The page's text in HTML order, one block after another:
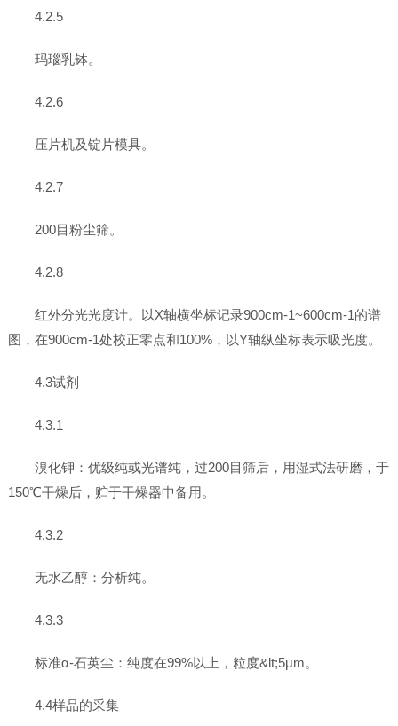
4.2.5
玛瑙乳钵。
4.2.6
压片机及锭片模具。
4.2.7
200目粉尘筛。
4.2.8
红外分光光度计。以X轴横坐标记录900cm-1~600cm-1的谱
图，在900cm-1处校正零点和100%，以Y轴纵坐标表示吸光度。
4.3试剂
4.3.1
溴化钾：优级纯或光谱纯，过200目筛后，用湿式法研磨，于
150℃干燥后，贮于干燥器中备用。
4.3.2
无水乙醇：分析纯。
4.3.3
标准α-石英尘：纯度在99%以上，粒度&lt;5μm。
4.4样品的采集